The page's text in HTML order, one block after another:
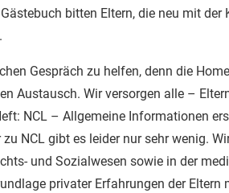
bitten Eltern, die neu mit
Gespräch zu helfen, denn die
Austausch. Wir versorgen alle –
NCL – Allgemeine Informationen
NCL gibt es leider nur sehr wenig.
und Sozialwesen sowie in der
privater Erfahrungen der Eltern